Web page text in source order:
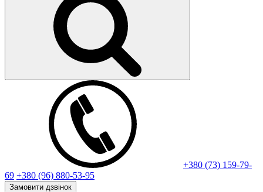
+380 (73) 159-79-
69 +380 (96) 880-53-95
Замовити дзвінок